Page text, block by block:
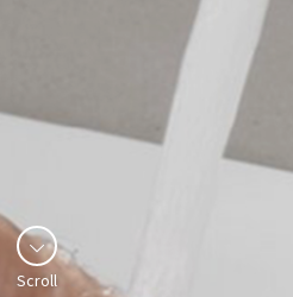
Scroll